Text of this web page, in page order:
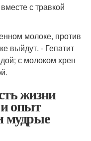
с травкой
молоке, против
выйдут. - Гепатит
с молоком хрен
жизни
опыт
мудрые